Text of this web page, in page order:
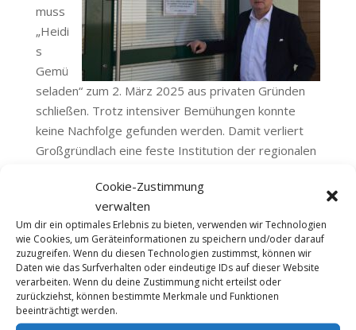
Cookie-Zustimmung
verwalten
Um dir ein optimales Erlebnis zu bieten, verwenden wir Technologien
wie Cookies, um Geräteinformationen zu speichern und/oder darauf
zuzugreifen. Wenn du diesen Technologien zustimmst, können wir
Daten wie das Surfverhalten oder eindeutige IDs auf dieser Website
verarbeiten. Wenn du deine Zustimmung nicht erteilst oder
zurückziehst, können bestimmte Merkmale und Funktionen
beeinträchtigt werden.
muss
„Heidi
s
Gemü
seladen“ zum 2. März 2025 aus privaten Gründen
schließen. Trotz intensiver Bemühungen konnte
keine Nachfolge gefunden werden. Damit verliert
Großgründlach eine feste Institution der regionalen
hinweg für frische und nachhaltige Lebensmittel aus
der Region stand.
„Es ist äußerst bedauerlich, dass ‚Heidis
Gemüseladen‘ schließen muss. Dieses Beispiel
zeigt deutlich, wie schwierig es für kleine
Unternehmen ist, eine Nachfolge zu finden. Mit dem
Verlust solcher Betriebe bricht eine essenzielle